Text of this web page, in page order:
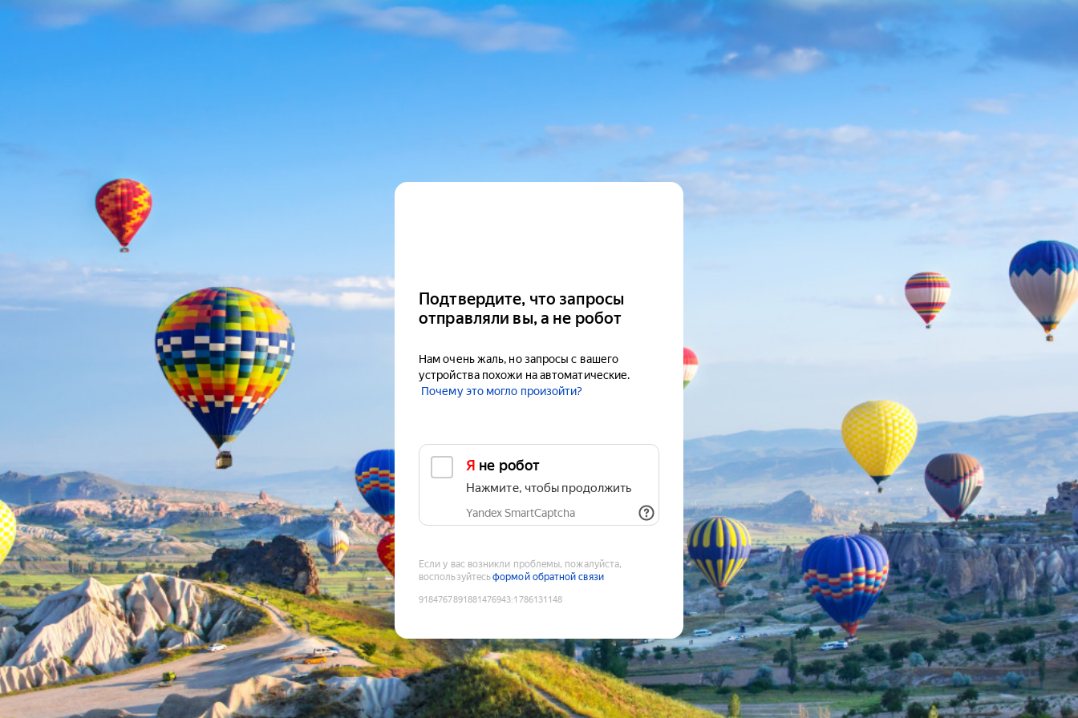
Подтвердите, что запросы
отправляли вы, а не робот
Нам очень жаль, но запросы с вашего
устройства похожи на автоматические.
Почему это могло произойти?
Я не робот
Нажмите, чтобы продолжить
Yandex SmartCaptcha
Если у вас возникли проблемы, пожалуйста,
воспользуйтесьформой обратной связи
9184767891881476943:1786131148